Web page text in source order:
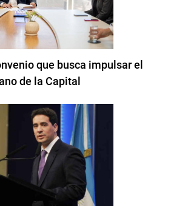
que busca impulsar el
de la Capital